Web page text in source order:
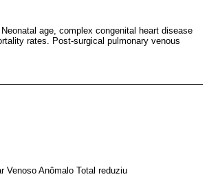
age, complex congenital heart disease
rates. Post-surgical pulmonary venous
Venoso Anômalo Total reduziu